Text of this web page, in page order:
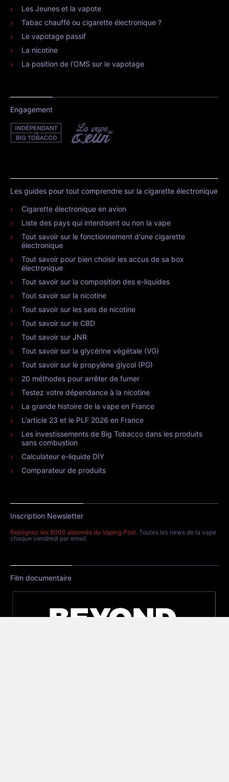
Les Jeunes et la vapote
Tabac chauffé ou cigarette électronique ?
Le vapotage passif
La nicotine
La position de l’OMS sur le vapotage
Engagement
Les guides pour tout comprendre sur la cigarette électronique
Cigarette électronique en avion
Liste des pays qui interdisent ou non la vape
Tout savoir sur le fonctionnement d'une cigarette
électronique
Tout savoir pour bien choisir les accus de sa box
électronique
Tout savoir sur la composition des e-liquides
Tout savoir sur la nicotine
Tout savoir sur les sels de nicotine
Tout savoir sur le CBD
Tout savoir sur JNR
Tout savoir sur la glycérine végétale (VG)
Tout savoir sur le propylène glycol (PG)
20 méthodes pour arrêter de fumer
Testez votre dépendance à la nicotine
La grande histoire de la vape en France
L'article 23 et le PLF 2026 en France
Les investissements de Big Tobacco dans les produits
sans combustion
Calculateur e-liquide DIY
Comparateur de produits
Inscription Newsletter
Rejoignez les 8000 abonnés du Vaping Post. Toutes les news de la vape
chaque vendredi par email.
Film documentaire